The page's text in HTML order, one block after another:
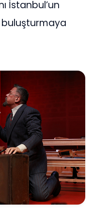
İstanbul’un